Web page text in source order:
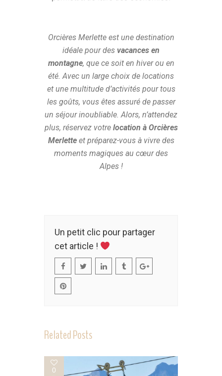
Orcières Merlette est une destination
idéale pour des vacances en
montagne, que ce soit en hiver ou en
été. Avec un large choix de locations
et une multitude d’activités pour tous
les goûts, vous êtes assuré de passer
un séjour inoubliable. Alors, n’attendez
plus, réservez votrelocation à Orcières
Merletteet préparez-vous à vivre des
moments magiques au cœur des
Alpes !
Un petit clic pour partager
cet article !
Related Posts
0